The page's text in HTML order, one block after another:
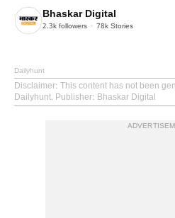
Bhaskar Digital
2.3k followers 78k Stories
Dailyhunt
Disclaimer: This content has not been
Dailyhunt. Publisher: Bhaskar Digital